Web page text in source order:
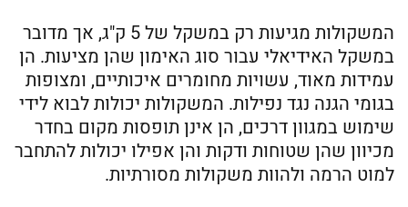
המשקולות מגיעות רק במשקל של 5 ק"ג, אך מדובר
במשקל האידיאלי עבור סוג האימון שהן מציעות. הן
עמידות מאוד, עשויות מחומרים איכותיים, ומצופות
בגומי הגנה נגד נפילות. המשקולות יכולות לבוא לידי
שימוש במגוון דרכים, הן אינן תופסות מקום בחדר
מכיוון שהן שטוחות ודקות והן אפילו יכולות להתחבר
למוט הרמה ולהוות משקולות מסורתיות.